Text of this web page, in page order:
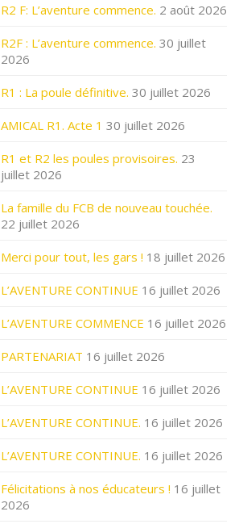
R2 F: L’aventure commence. 2 août 2026
R2F : L’aventure commence. 30 juillet
2026
R1 : La poule définitive. 30 juillet 2026
AMICAL R1. Acte 1 30 juillet 2026
R1 et R2 les poules provisoires. 23
juillet 2026
La famille du FCB de nouveau touchée.
22 juillet 2026
Merci pour tout, les gars ! 18 juillet 2026
L’AVENTURE CONTINUE 16 juillet 2026
L’AVENTURE COMMENCE 16 juillet 2026
PARTENARIAT 16 juillet 2026
L’AVENTURE CONTINUE 16 juillet 2026
L’AVENTURE CONTINUE. 16 juillet 2026
L’AVENTURE CONTINUE. 16 juillet 2026
Félicitations à nos éducateurs ! 16 juillet
2026